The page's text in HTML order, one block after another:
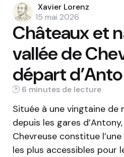
Posted
by
Xavier Lorenz
15 mai 2026
Châteaux et
vallée de
départ
6 min
Située à une vingtaine de
depuis les gares
Chevreuse constitue
les plus accessibles pour